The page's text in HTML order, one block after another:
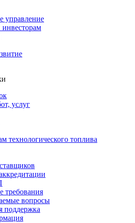
управление
услуг
технологического топлива
требования
вопросы
поддержка